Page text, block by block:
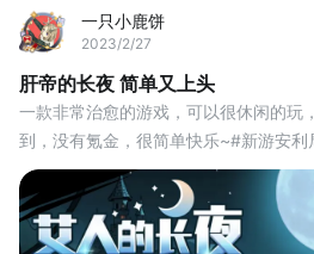
一只小鹿饼
2023/2/27
肝帝的长夜 简单又上头
一款非常治愈的游戏，可以很休闲的玩
到，没有氪金，很简单快乐~#新游安
机游戏#游戏资讯#新游安利